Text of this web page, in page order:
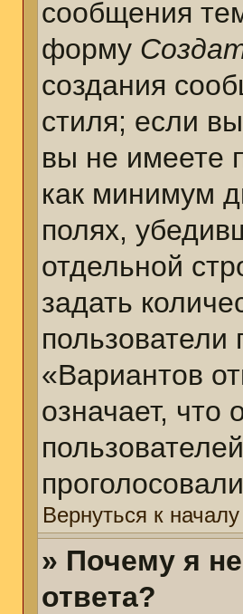
сообщения
форму
создания
стиля; если
вы не имеете
как минимум
полях,
отдельной
задать
«Вариантов
означает, что
Вернуться к началу
» Почему я
ответа?